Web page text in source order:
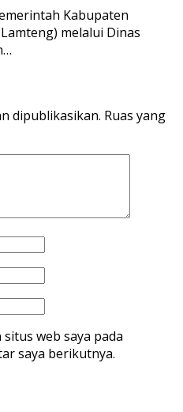
Kabupaten
melalui Dinas
dipublikasikan. Ruas yang
web saya pada
saya berikutnya.